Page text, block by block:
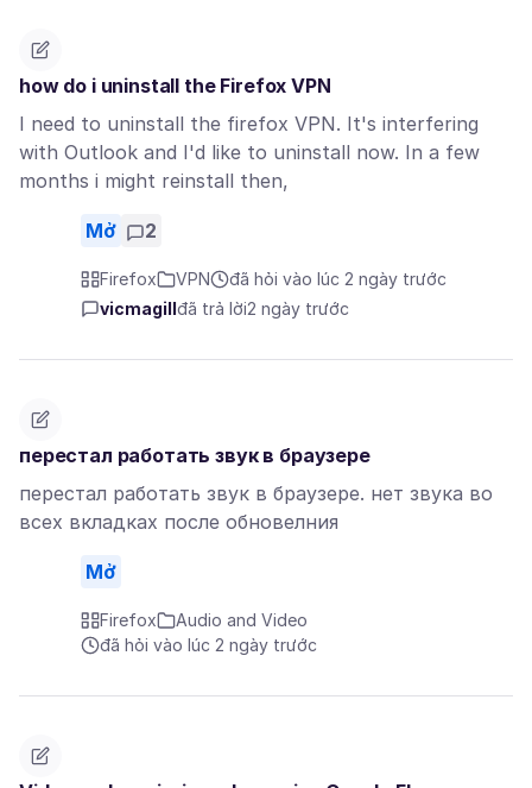
how do i uninstall the Firefox VPN
I need to uninstall the firefox VPN. It's interfering
with Outlook and I'd like to uninstall now. In a few
months i might reinstall then,
Mở 2
Firefox VPN
đã hỏi vào lúc 2 ngày trước
vicmagill đã trả lời2 ngày trước
перестал работать звук в браузере
перестал работать звук в браузере. нет звука во
всех вкладках после обновелния
Mở
Firefox
Audio and Video
đã hỏi vào lúc 2 ngày trước